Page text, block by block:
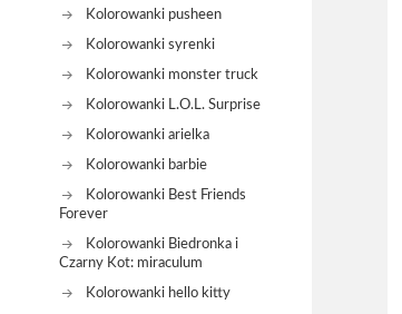
Kolorowanki pusheen
Kolorowanki syrenki
Kolorowanki monster truck
Kolorowanki L.O.L. Surprise
Kolorowanki arielka
Kolorowanki barbie
Kolorowanki Best Friends
Forever
Kolorowanki Biedronka i
Czarny Kot: miraculum
Kolorowanki hello kitty